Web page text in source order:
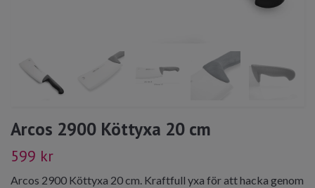
Arcos 2900 Köttyxa 20 cm
599 kr
Arcos 2900 Köttyxa 20 cm. Kraftfull yxa för att hacka genom